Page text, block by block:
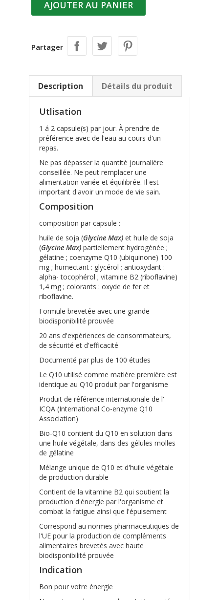
AJOUTER AU PANIER
Partager
Description Détails du produit
Utlisation
1 á 2 capsule(s) par jour. À prendre de
préférence avec de l'eau au cours d'un
repas.
Ne pas dépasser la quantité journalière
conseillée. Ne peut remplacer une
alimentation variée et équilibrée. Il est
important d'avoir un mode de vie sain.
Composition
composition par capsule :
huile de soja (Glycine Max) et huile de soja
(Glycine Max) partiellement hydrogénée ;
gélatine ; coenzyme Q10 (ubiquinone) 100
mg ; humectant : glycérol ; antioxydant :
alpha- tocophérol ; vitamine B2 (riboflavine)
1,4 mg ; colorants : oxyde de fer et
riboflavine.
Formule brevetée avec une grande
biodisponibilité prouvée
20 ans d'expériences de consommateurs,
de sécurité et d'efficacité
Documenté par plus de 100 études
Le Q10 utilisé comme matière première est
identique au Q10 produit par l'organisme
Produit de référence internationale de l'
ICQA (International Co-enzyme Q10
Association)
Bio-Q10 contient du Q10 en solution dans
une huile végétale, dans des gélules molles
de gélatine
Mélange unique de Q10 et d'huile végétale
de production durable
Contient de la vitamine B2 qui soutient la
production d'énergie par l'organisme et
combat la fatigue ainsi que l'épuisement
Correspond au normes pharmaceutiques de
l'UE pour la production de compléments
alimentaires brevetés avec haute
biodisponibilité prouvée
Indication
Bon pour votre énergie